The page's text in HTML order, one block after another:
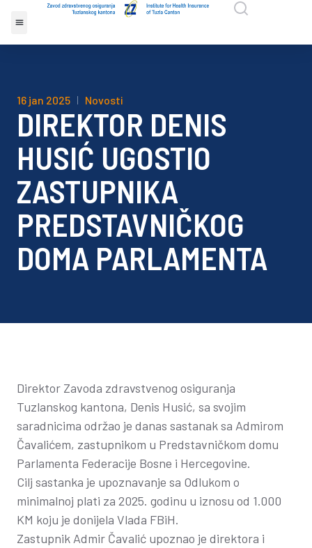
16 jan 2025 Novosti
DIREKTOR DENIS
HUSIĆ UGOSTIO
ZASTUPNIKA
PREDSTAVNIČKOG
DOMA PARLAMENTA
Direktor Zavoda zdravstvenog osiguranja
Tuzlanskog kantona, Denis Husić, sa svojim
saradnicima održao je danas sastanak sa Admirom
Čavalićem, zastupnikom u Predstavničkom domu
Parlamenta Federacije Bosne i Hercegovine.
Cilj sastanka je upoznavanje sa Odlukom o
minimalnoj plati za 2025. godinu u iznosu od 1.000
KM koju je donijela Vlada FBiH.
Zastupnik Admir Čavalić upoznao je direktora i